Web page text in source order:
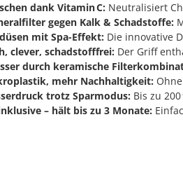
dank Vitamin C: Neutralisiert
gegen Kalk & Schadstoffe:
mit Spa-Effekt: Die innovative
clever, schadstofffrei: Der Griff
durch keramische
mehr Nachhaltigkeit:
trotz Sparmodus: Bis zu
– hält bis zu 3 Monate: